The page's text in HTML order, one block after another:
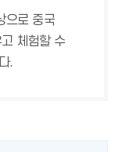
으로 중국
체험할 수
.